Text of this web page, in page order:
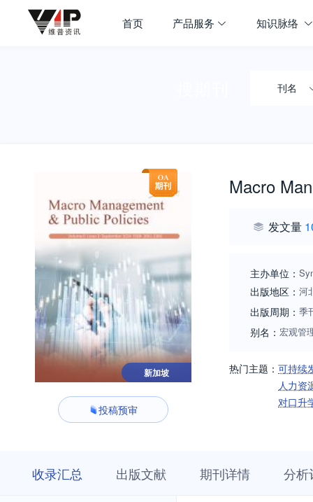
首页 产品服务 知识脉络
刊名
新加坡
投稿预审
Macro
发文量
主办单位：
出版地区： 河
出版周期： 季
别名： 宏观管
热门主题： 可持续
人力资
对口升
收录汇总 出版文献 期刊详情 分析